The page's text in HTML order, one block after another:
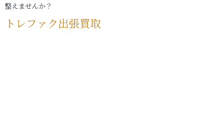
整えませんか？
トレファク出張買取